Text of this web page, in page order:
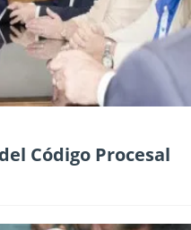
Código Procesal